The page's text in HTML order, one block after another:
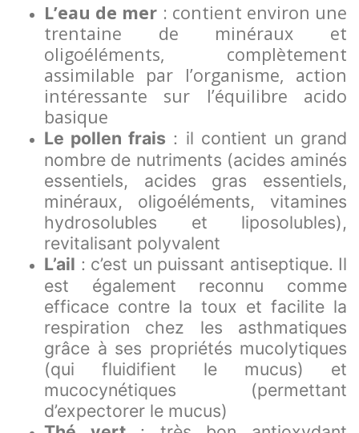
L’eau de mer : contient environ une
trentaine de minéraux et
oligoéléments, complètement
assimilable par l’organisme, action
intéressante sur l’équilibre acido
basique
Le pollen frais : il contient un grand
nombre de nutriments (acides aminés
essentiels, acides gras essentiels,
minéraux, oligoéléments, vitamines
hydrosolubles et liposolubles),
revitalisant polyvalent
L’ail : c’est un puissant antiseptique. Il
est également reconnu comme
efficace contre la toux et facilite la
respiration chez les asthmatiques
grâce à ses propriétés mucolytiques
(qui fluidifient le mucus) et
mucocynétiques (permettant
d’expectorer le mucus)